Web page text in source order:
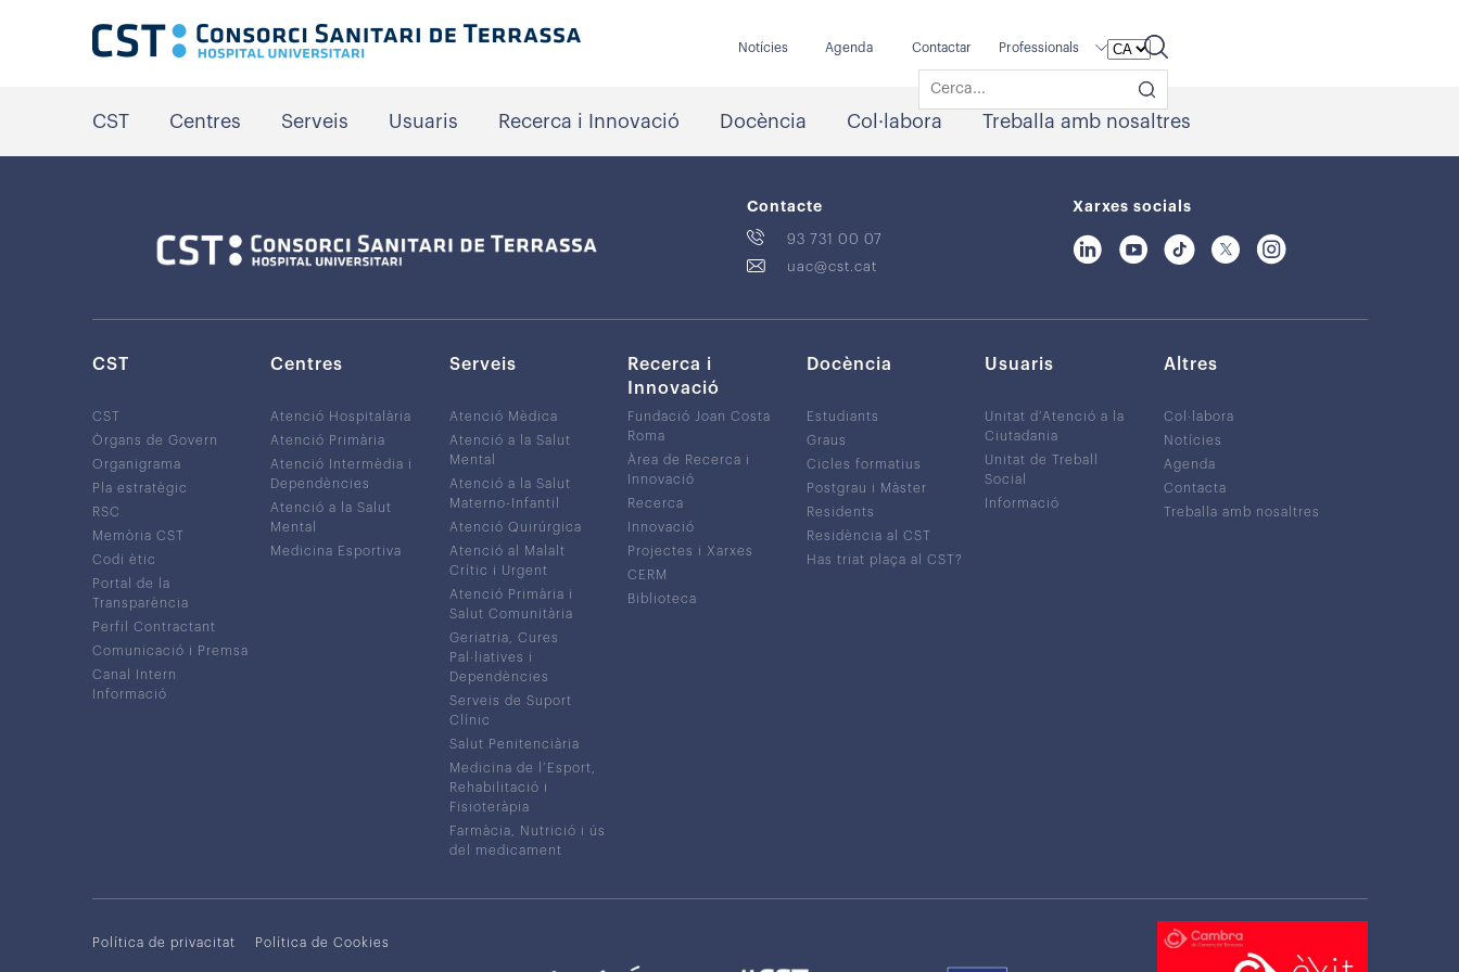
Notícies Agenda Contactar Professionals
CST Centres Serveis Usuaris Recerca i Innovació Docència Col·labora Treballa amb nosaltres
Contacte
93 731 00 07
uac@cst.cat
Xarxes socials
CST
CST
Òrgans de Govern
Organigrama
Pla estratègic
RSC
Memòria CST
Codi ètic
Portal de la
Transparència
Perfil Contractant
Comunicació i Premsa
Canal Intern
Informació
Centres
Atenció Hospitalària
Atenció Primària
Atenció Intermèdia i
Dependències
Atenció a la Salut
Mental
Medicina Esportiva
Serveis
Atenció Mèdica
Atenció a la Salut
Mental
Atenció a la Salut
Materno-Infantil
Atenció Quirúrgica
Atenció al Malalt
Crític i Urgent
Atenció Primària i
Salut Comunitària
Geriatria, Cures
Pal·liatives i
Dependències
Serveis de Suport
Clínic
Salut Penitenciària
Medicina de l’Esport,
Rehabilitació i
Fisioteràpia
Farmàcia, Nutrició i ús
del medicament
Recerca i
Innovació
Fundació Joan Costa
Roma
Àrea de Recerca i
Innovació
Recerca
Innovació
Projectes i Xarxes
CERM
Biblioteca
Docència
Estudiants
Graus
Cicles formatius
Postgrau i Màster
Residents
Residència al CST
Has triat plaça al CST?
Usuaris
Unitat d’Atenció a la
Ciutadania
Unitat de Treball
Social
Informació
Altres
Col·labora
Notícies
Agenda
Contacta
Treballa amb nosaltres
Política de privacitat Política de Cookies